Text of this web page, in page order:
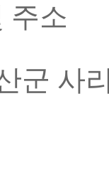
주소
군 사